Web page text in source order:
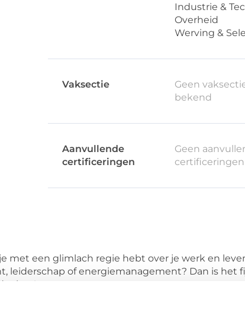
Industrie &
Overheid
Werving &
Vaksectie
Geen
bekend
Aanvullende
certificeringen
Geen
certificeringen
met een glimlach regie hebt over je werk en
leiderschap of energiemanagement? Dan is het
kan!
op het gebied van veerkracht, leiderschap,
hoofd en hart om je keuzevrijheid te